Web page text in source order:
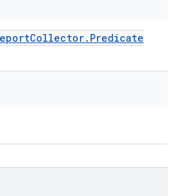
Collector. Predicate